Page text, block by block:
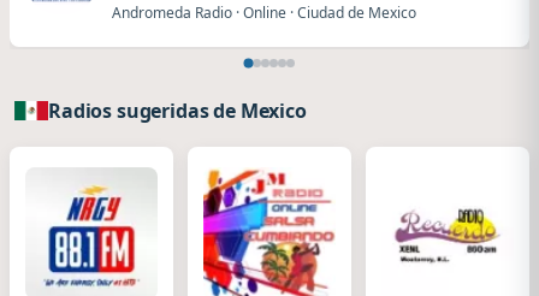
Andromeda Radio · Online · Ciudad de Mexico
Radios sugeridas de Mexico